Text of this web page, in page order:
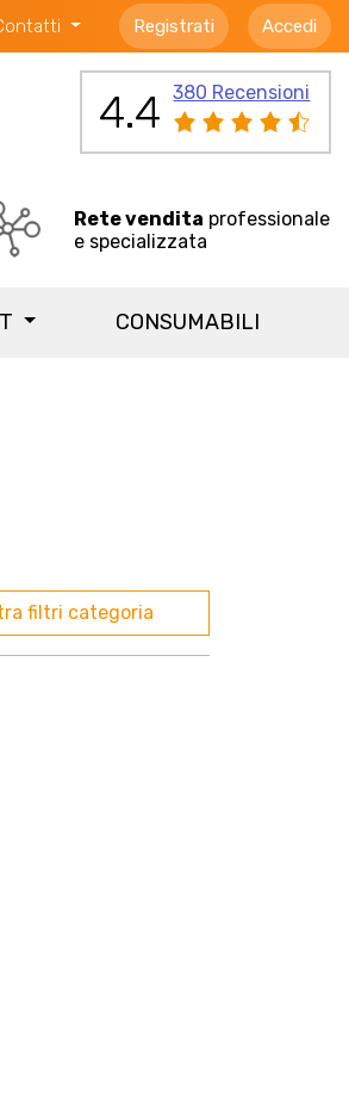
Registrati Accedi
4.4 380 Recensioni
Rete vendita professionale
e specializzata
CONSUMABILI
filtri categoria